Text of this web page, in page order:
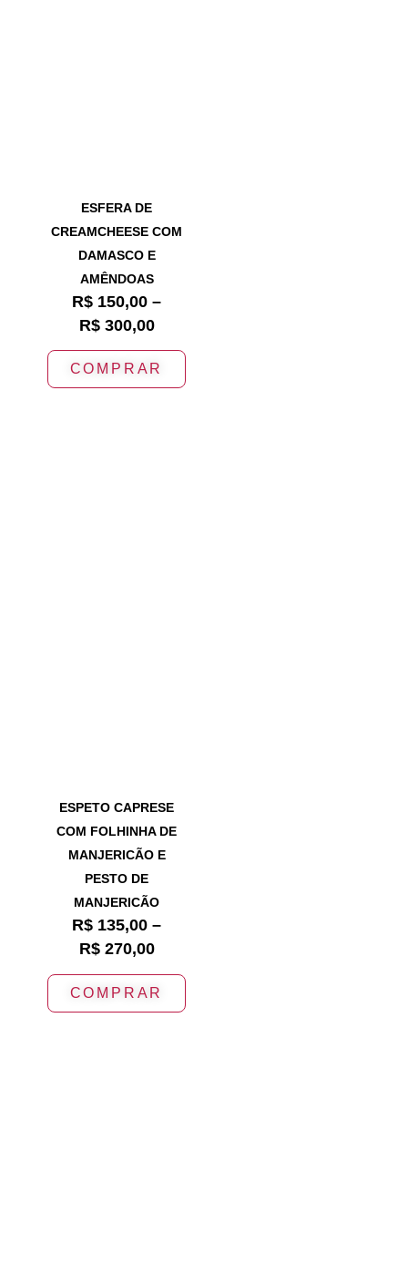
ESFERA DE
CREAMCHEESE COM
DAMASCO E
AMÊNDOAS
R$ 150,00 –
R$300,00
COMPRAR
ESPETO CAPRESE
COM FOLHINHA DE
MANJERICÃO E
PESTO DE
MANJERICÃO
R$ 135,00 –
R$270,00
COMPRAR